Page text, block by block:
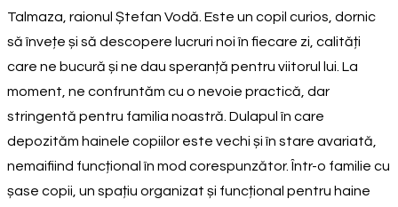
Talmaza, raionul Ștefan Vodă. Este un copil curios, dornic
să învețe și să descopere lucruri noi în fiecare zi, calități
care ne bucură și ne dau speranță pentru viitorul lui. La
moment, ne confruntăm cu o nevoie practică, dar
stringentă pentru familia noastră. Dulapul în care
depozităm hainele copiilor este vechi și în stare avariată,
nemaifiind funcțional în mod corespunzător. Într-o familie cu
șase copii, un spațiu organizat și funcțional pentru haine